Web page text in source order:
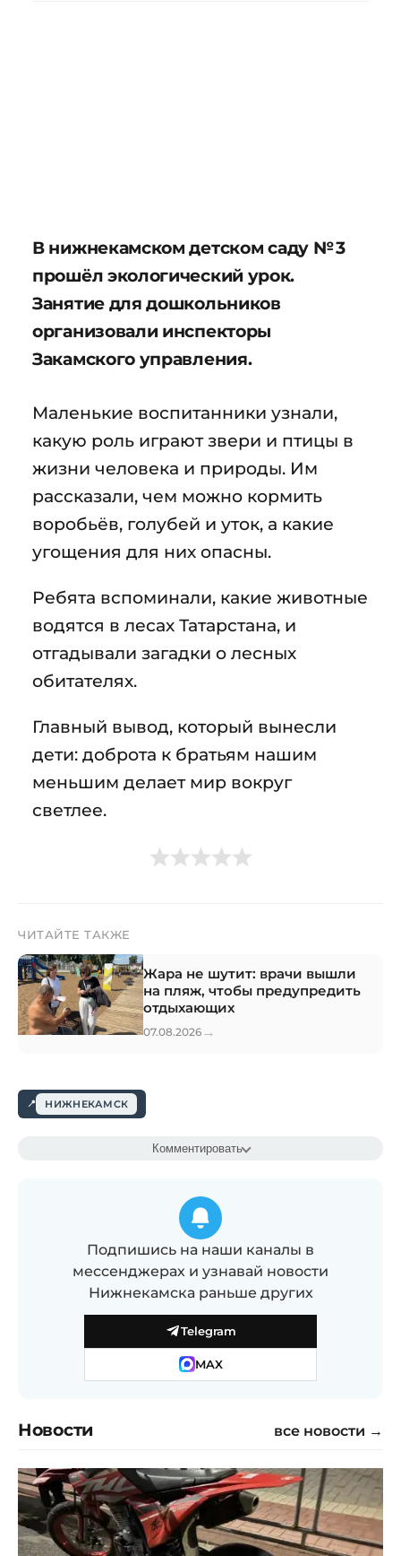
В нижнекамском детском саду № 3
прошёл экологический урок.
Занятие для дошкольников
организовали инспекторы
Закамского управления.
Маленькие воспитанники узнали,
какую роль играют звери и птицы в
жизни человека и природы. Им
рассказали, чем можно кормить
воробьёв, голубей и уток, а какие
угощения для них опасны.
Ребята вспоминали, какие животные
водятся в лесах Татарстана, и
отгадывали загадки о лесных
обитателях.
Главный вывод, который вынесли
дети: доброта к братьям нашим
меньшим делает мир вокруг
светлее.
ЧИТАЙТЕ ТАКЖЕ
Жара не шутит: врачи вышли
на пляж, чтобы предупредить
отдыхающих
07.08.2026 →
НИЖНЕКАМСК
Комментировать
Подпишись на наши каналы в
мессенджерах и узнавай новости
Нижнекамска раньше других
Telegram
MAX
Новости все новости →